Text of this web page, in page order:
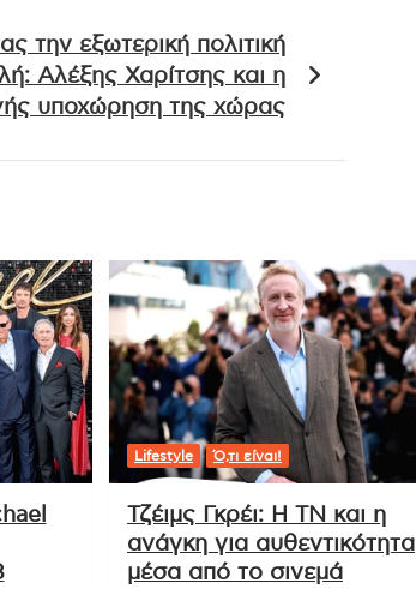
την εξωτερική πολιτική
Αλέξης Χαρίτσης και η
υποχώρηση της χώρας
Lifestyle Ό,τι είναι!
Τζέιμς Γκρέι: Η ΤΝ και η
ανάγκη για αυθεντικότητα
μέσα από το σινεμά